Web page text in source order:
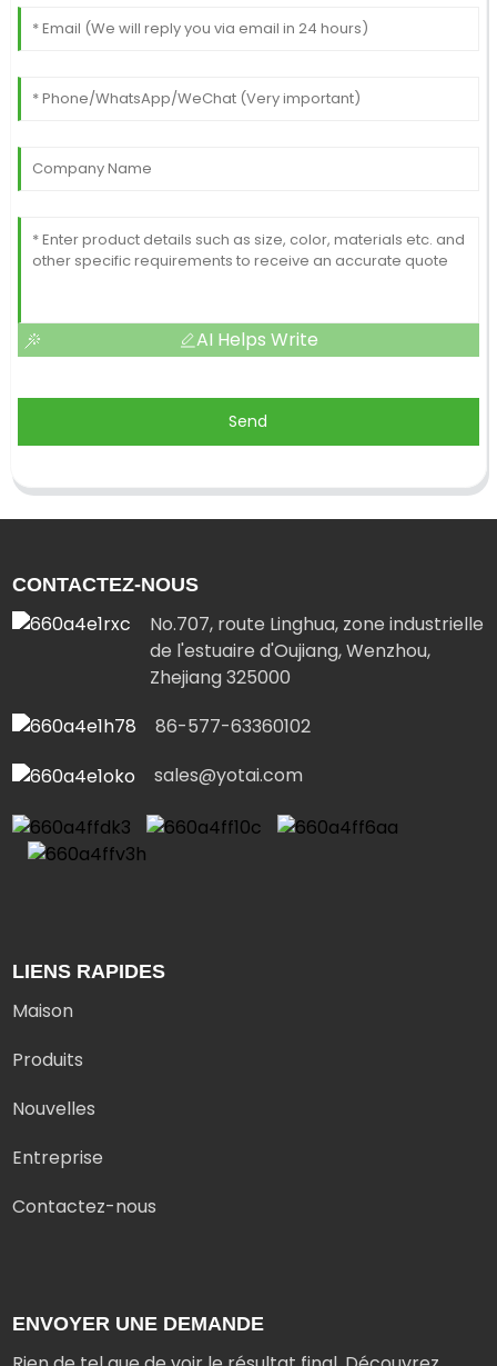
AI Helps Write
Send
CONTACTEZ-NOUS
No.707, route Linghua, zone industrielle
de l'estuaire d'Oujiang, Wenzhou,
Zhejiang 325000
86-577-63360102
sales@yotai.com
LIENS RAPIDES
Maison
Produits
Nouvelles
Entreprise
Contactez-nous
ENVOYER UNE DEMANDE